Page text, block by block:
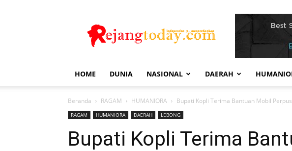
Today
HOME DUNIA NASIONAL DAERAH
Beranda RAGAM HUMANIORA Bupati Kopli Terima Bantuan Mobil
RAGAM HUMANIORA DAERAH LEBONG
Bupati Kopli Terima